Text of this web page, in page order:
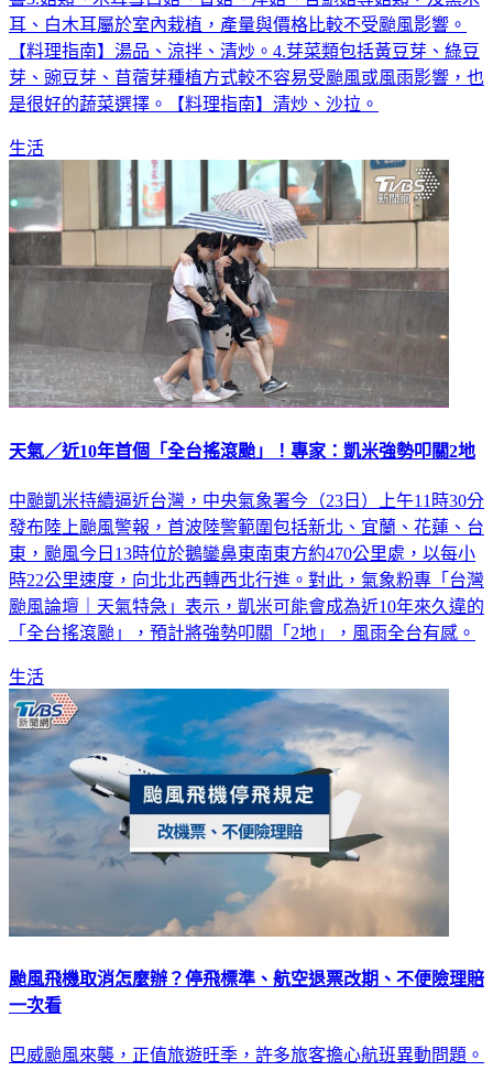
耳、白木耳屬於室內栽植，產量與價格比較不受颱風影響。
【料理指南】湯品、涼拌、清炒。4.芽菜類包括黃豆芽、綠豆
芽、豌豆芽、苜蓿芽種植方式較不容易受颱風或風雨影響，也
是很好的蔬菜選擇。【料理指南】清炒、沙拉。
生活
天氣／近10年首個「全台搖滾颱」！專家：凱米強勢叩關2地
中颱凱米持續逼近台灣，中央氣象署今（23日）上午11時30分
發布陸上颱風警報，首波陸警範圍包括新北、宜蘭、花蓮、台
東，颱風今日13時位於鵝鑾鼻東南東方約470公里處，以每小
時22公里速度，向北北西轉西北行進。對此，氣象粉專「台灣
颱風論壇｜天氣特急」表示，凱米可能會成為近10年來久違的
「全台搖滾颱」，預計將強勢叩關「2地」，風雨全台有感。
生活
颱風飛機取消怎麼辦？停飛標準、航空退票改期、不便險理賠
一次看
巴威颱風來襲，正值旅遊旺季，許多旅客擔心航班異動問題。